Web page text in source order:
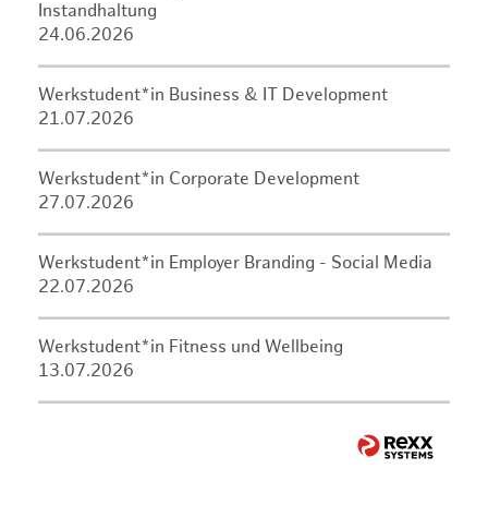
Instandhaltung
24.06.2026
Werkstudent*in Business & IT Development
21.07.2026
Werkstudent*in Corporate Development
27.07.2026
Werkstudent*in Employer Branding - Social Media
22.07.2026
Werkstudent*in Fitness und Wellbeing
13.07.2026